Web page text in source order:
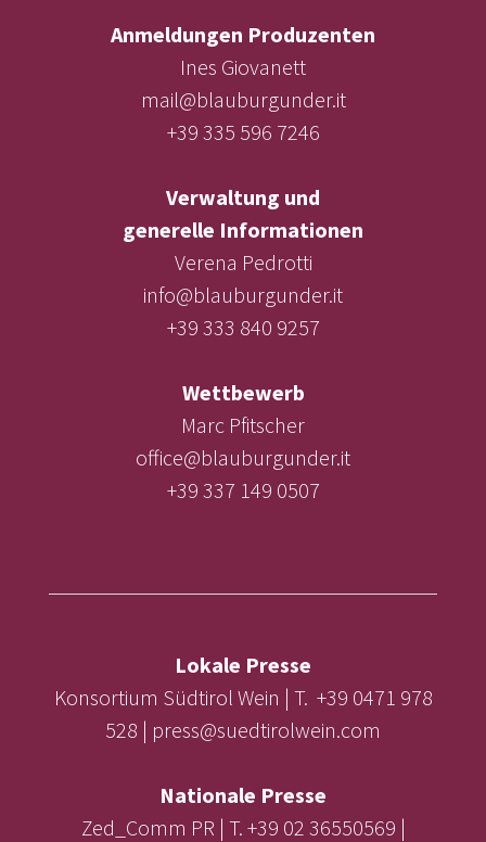
Anmeldungen Produzenten
Ines Giovanett
mail@blauburgunder.it
+39 335 596 7246
Verwaltung und
generelle Informationen
Verena Pedrotti
info@blauburgunder.it
+39 333 840 9257
Wettbewerb
Marc Pfitscher
office@blauburgunder.it
+39 337 149 0507
Lokale Presse
Konsortium Südtirol Wein | T. +39 0471 978
528 | press@suedtirolwein.com
Nationale Presse
Zed_Comm PR | T. +39 02 36550569 |